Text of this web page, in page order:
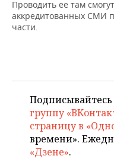
Проводить ее там
аккредитованных СМИ
части.
группу
страницу в
времени».
«Дзене».